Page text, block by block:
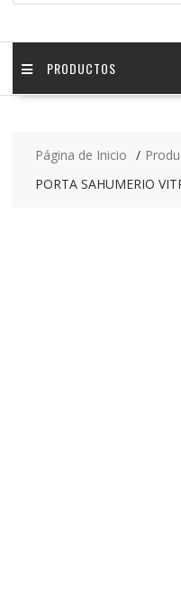
PRODUCTOS
Página de Inicio
PORTA SAHUMERIO